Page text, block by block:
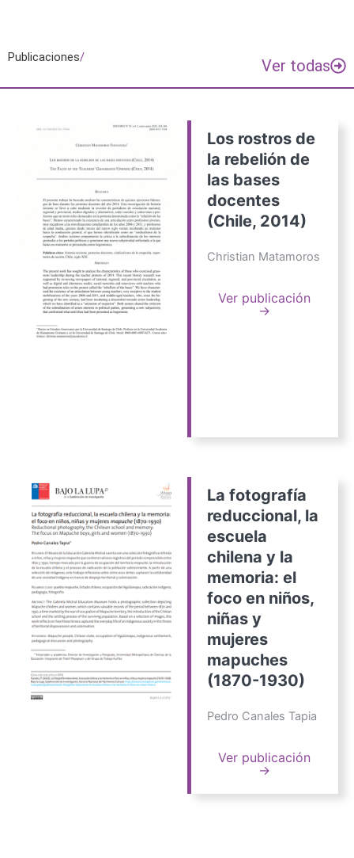
Publicaciones/ Ver todas
Los rostros de
la rebelión de
las bases
docentes
(Chile, 2014)
Christian Matamoros
Ver publicación
→
La fotografía
reduccional, la
escuela
chilena y la
memoria: el
foco en niños,
niñas y
mujeres
mapuches
(1870-1930)
Pedro Canales Tapia
Ver publicación
→